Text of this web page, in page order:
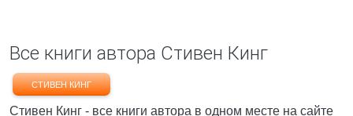
Все книги автора Стивен Кинг
СТИВЕН КИНГ
Стивен Кинг - все книги автора в одном месте на сайте